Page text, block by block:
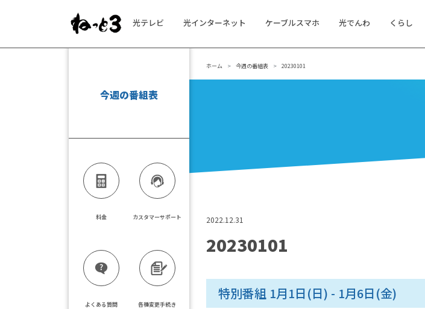
メインナビゲーション
光テレビ 光インターネット ケーブルスマホ 光でんわ くらし
ホーム 今週の番組表 20230101
2022.12.31
20230101
特別番組 1月1日(日) - 1月6日(金)
今週の番組表
料金 カスタマーサポート
よくある質問 各種変更手続き